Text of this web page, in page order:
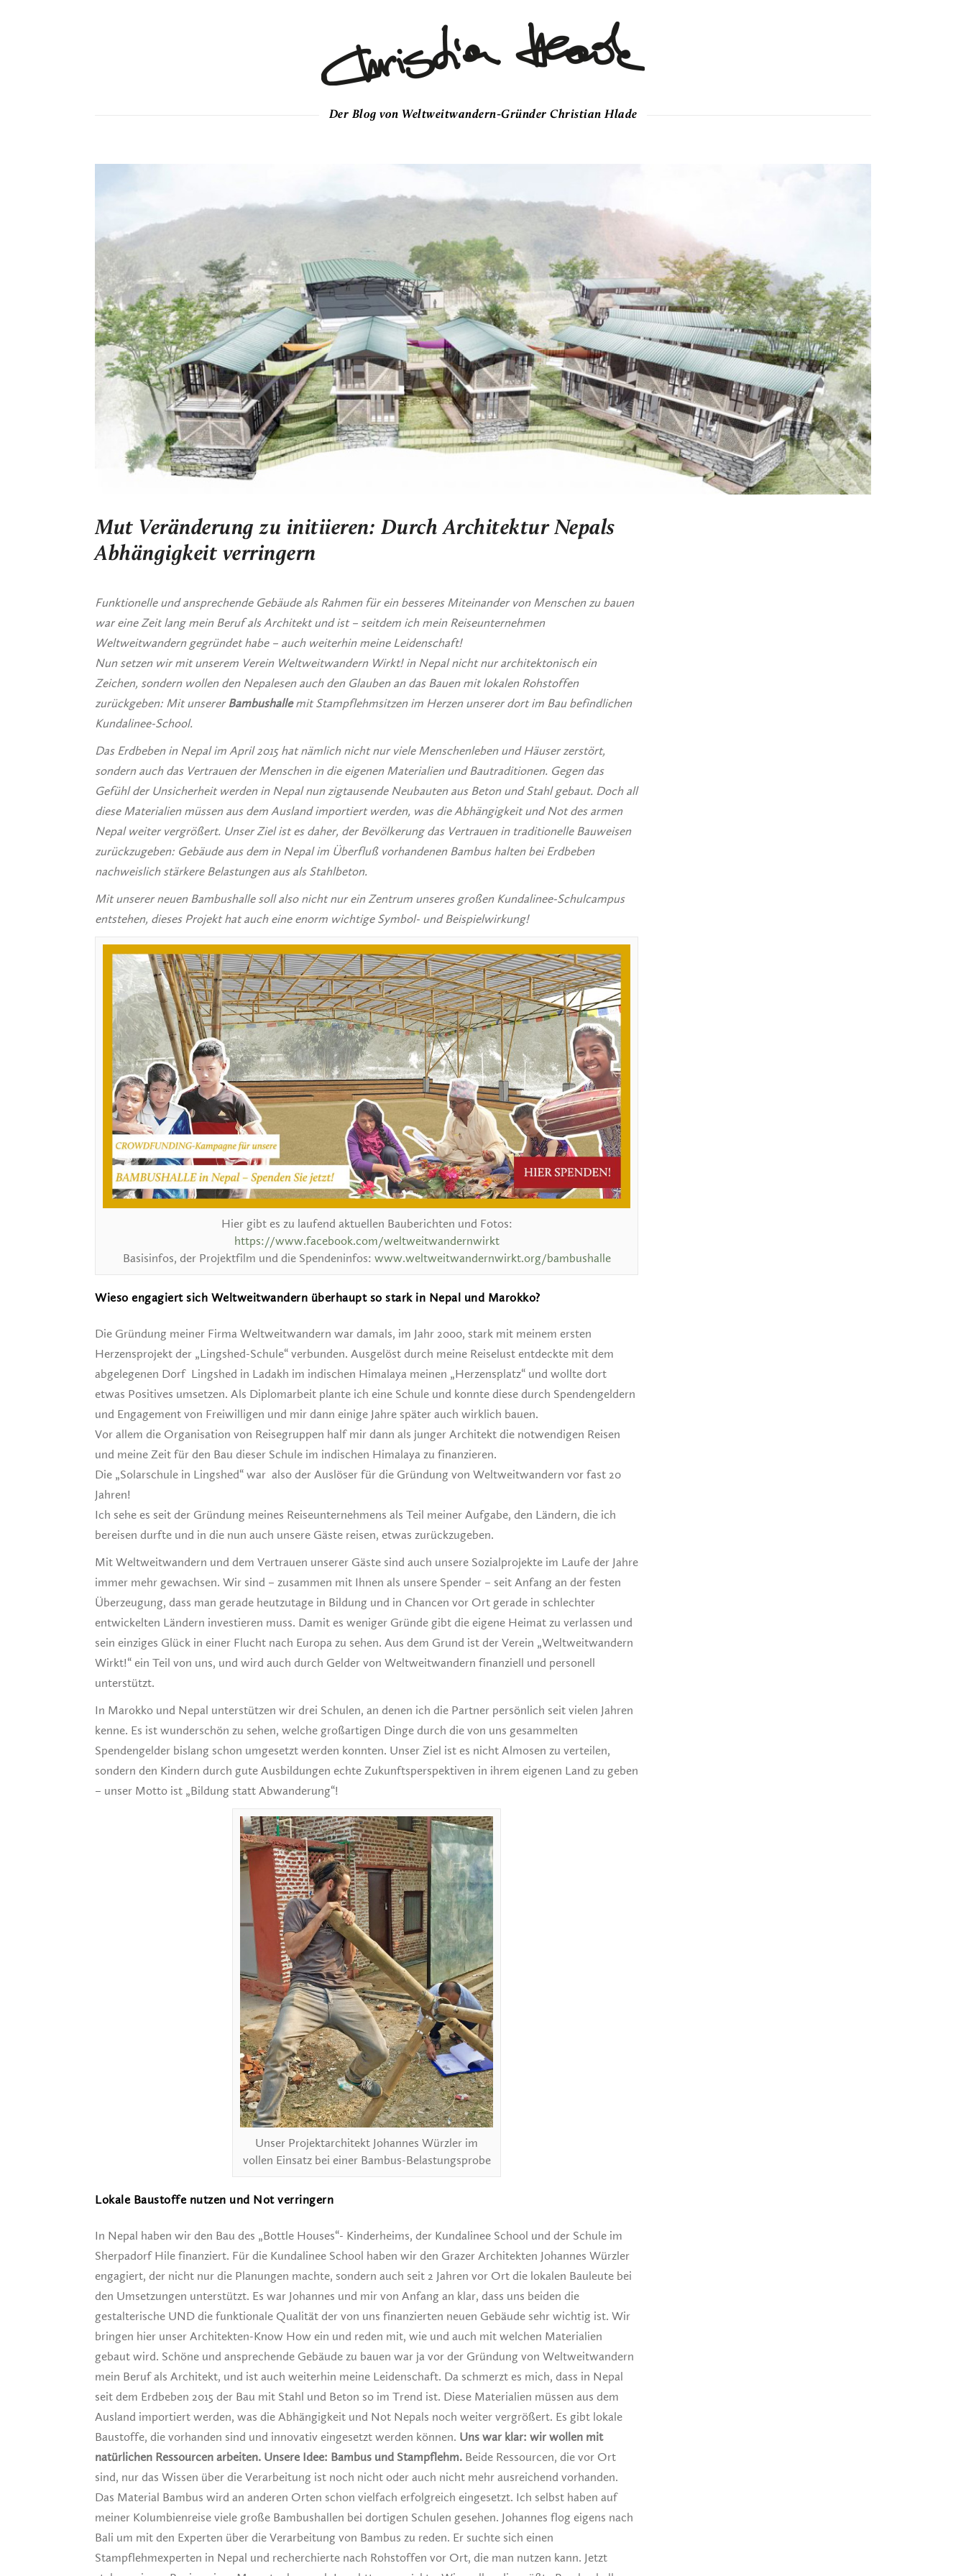
Der Blog von Weltweitwandern-Gründer Christian Hlade
Mut Veränderung zu initiieren: Durch Architektur Nepals
Abhängigkeit verringern
Funktionelle und ansprechende Gebäude als Rahmen für ein besseres Miteinander von Menschen zu bauen
war eine Zeit lang mein Beruf als Architekt und ist – seitdem ich mein Reiseunternehmen
Weltweitwandern gegründet habe – auch weiterhin meine Leidenschaft!
Nun setzen wir mit unserem Verein Weltweitwandern Wirkt! in Nepal nicht nur architektonisch ein
Zeichen, sondern wollen den Nepalesen auch den Glauben an das Bauen mit lokalen Rohstoffen
zurückgeben: Mit unsererBambushallemit Stampflehmsitzen im Herzen unserer dort im Bau befindlichen
Kundalinee-School.
Das Erdbeben in Nepal im April 2015 hat nämlich nicht nur viele Menschenleben und Häuser zerstört,
sondern auch das Vertrauen der Menschen in die eigenen Materialien und Bautraditionen. Gegen das
Gefühl der Unsicherheit werden in Nepal nun zigtausende Neubauten aus Beton und Stahl gebaut. Doch all
diese Materialien müssen aus dem Ausland importiert werden, was die Abhängigkeit und Not des armen
Nepal weiter vergrößert. Unser Ziel ist es daher, der Bevölkerung das Vertrauen in traditionelle Bauweisen
zurückzugeben: Gebäude aus dem in Nepal im Überfluß vorhandenen Bambus halten bei Erdbeben
nachweislich stärkere Belastungen aus als Stahlbeton.
Mit unserer neuen Bambushalle soll also nicht nur ein Zentrum unseres großen Kundalinee-Schulcampus
entstehen, dieses Projekt hat auch eine enorm wichtige Symbol- und Beispielwirkung!
Hier gibt es zu laufend aktuellen Bauberichten und Fotos:
https://www.facebook.com/weltweitwandernwirkt
Basisinfos, der Projektfilm und die Spendeninfos: www.weltweitwandernwirkt.org/bambushalle
Wieso engagiert sich Weltweitwandern überhaupt so stark in Nepal und Marokko?
Die Gründung meiner Firma Weltweitwandern war damals, im Jahr 2000, stark mit meinem ersten
Herzensprojekt der „Lingshed-Schule“ verbunden. Ausgelöst durch meine Reiselust entdeckte mit dem
abgelegenen Dorf Lingshed in Ladakh im indischen Himalaya meinen „Herzensplatz“ und wollte dort
etwas Positives umsetzen. Als Diplomarbeit plante ich eine Schule und konnte diese durch Spendengeldern
und Engagement von Freiwilligen und mir dann einige Jahre später auch wirklich bauen.
Vor allem die Organisation von Reisegruppen half mir dann als junger Architekt die notwendigen Reisen
und meine Zeit für den Bau dieser Schule im indischen Himalaya zu finanzieren.
Die „Solarschule in Lingshed“ war also der Auslöser für die Gründung von Weltweitwandern vor fast 20
Jahren!
Ich sehe es seit der Gründung meines Reiseunternehmens als Teil meiner Aufgabe, den Ländern, die ich
bereisen durfte und in die nun auch unsere Gäste reisen, etwas zurückzugeben.
Mit Weltweitwandern und dem Vertrauen unserer Gäste sind auch unsere Sozialprojekte im Laufe der Jahre
immer mehr gewachsen. Wir sind – zusammen mit Ihnen als unsere Spender – seit Anfang an der festen
Überzeugung, dass man gerade heutzutage in Bildung und in Chancen vor Ort gerade in schlechter
entwickelten Ländern investieren muss. Damit es weniger Gründe gibt die eigene Heimat zu verlassen und
sein einziges Glück in einer Flucht nach Europa zu sehen. Aus dem Grund ist der Verein „Weltweitwandern
Wirkt!“ ein Teil von uns, und wird auch durch Gelder von Weltweitwandern finanziell und personell
unterstützt.
In Marokko und Nepal unterstützen wir drei Schulen, an denen ich die Partner persönlich seit vielen Jahren
kenne. Es ist wunderschön zu sehen, welche großartigen Dinge durch die von uns gesammelten
Spendengelder bislang schon umgesetzt werden konnten. Unser Ziel ist es nicht Almosen zu verteilen,
sondern den Kindern durch gute Ausbildungen echte Zukunftsperspektiven in ihrem eigenen Land zu geben
– unser Motto ist „Bildung statt Abwanderung“!
Unser Projektarchitekt Johannes Würzler im
vollen Einsatz bei einer Bambus-Belastungsprobe
Lokale Baustoffe nutzen und Not verringern
In Nepal haben wir den Bau des „Bottle Houses“- Kinderheims, der Kundalinee School und der Schule im
Sherpadorf Hile finanziert. Für die Kundalinee School haben wir den Grazer Architekten Johannes Würzler
engagiert, der nicht nur die Planungen machte, sondern auch seit 2 Jahren vor Ort die lokalen Bauleute bei
den Umsetzungen unterstützt. Es war Johannes und mir von Anfang an klar, dass uns beiden die
gestalterische UND die funktionale Qualität der von uns finanzierten neuen Gebäude sehr wichtig ist. Wir
bringen hier unser Architekten-Know How ein und reden mit, wie und auch mit welchen Materialien
gebaut wird. Schöne und ansprechende Gebäude zu bauen war ja vor der Gründung von Weltweitwandern
mein Beruf als Architekt, und ist auch weiterhin meine Leidenschaft. Da schmerzt es mich, dass in Nepal
seit dem Erdbeben 2015 der Bau mit Stahl und Beton so im Trend ist. Diese Materialien müssen aus dem
Ausland importiert werden, was die Abhängigkeit und Not Nepals noch weiter vergrößert. Es gibt lokale
Baustoffe, die vorhanden sind und innovativ eingesetzt werden können. Uns war klar: wir wollen mit
natürlichen Ressourcen arbeiten. Unsere Idee: Bambus und Stampflehm. Beide Ressourcen, die vor Ort
sind, nur das Wissen über die Verarbeitung ist noch nicht oder auch nicht mehr ausreichend vorhanden.
Das Material Bambus wird an anderen Orten schon vielfach erfolgreich eingesetzt. Ich selbst haben auf
meiner Kolumbienreise viele große Bambushallen bei dortigen Schulen gesehen. Johannes flog eigens nach
Bali um mit den Experten über die Verarbeitung von Bambus zu reden. Er suchte sich einen
Stampflehmexperten in Nepal und recherchierte nach Rohstoffen vor Ort, die man nutzen kann. Jetzt